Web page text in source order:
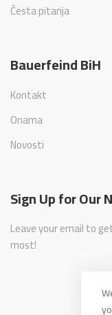
Česta pitanja
Bauerfeind BiH
Kontakt
Onama
Novosti
Sign Up for Our
Leave your email to
most!